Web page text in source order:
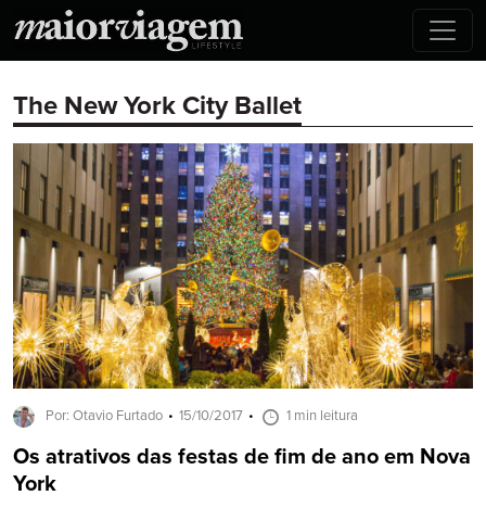
The New York City Ballet
Por: Otavio Furtado 15/10/2017 1 min leitura
Os atrativos das festas de fim de ano em Nova
York